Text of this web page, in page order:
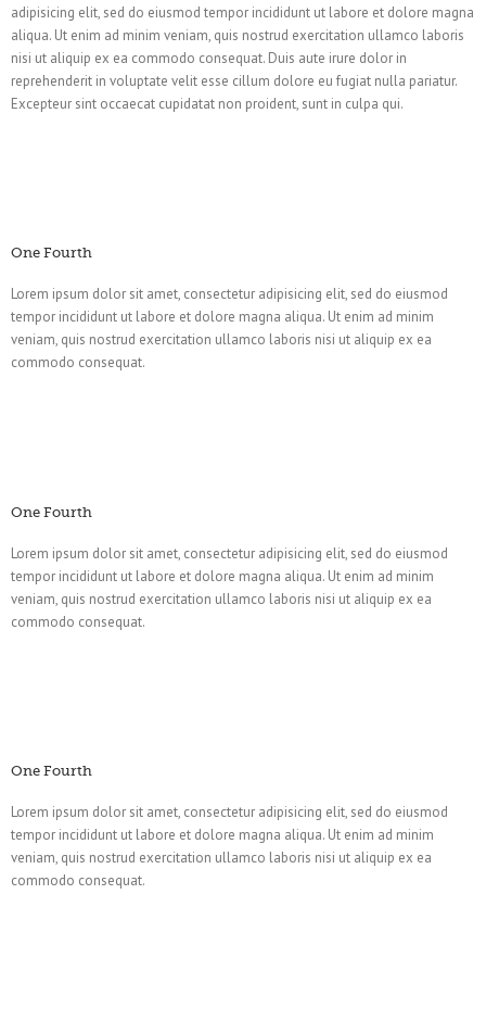
adipisicing elit, sed do eiusmod tempor incididunt ut labore et dolore magna
aliqua. Ut enim ad minim veniam, quis nostrud exercitation ullamco laboris
nisi ut aliquip ex ea commodo consequat. Duis aute irure dolor in
reprehenderit in voluptate velit esse cillum dolore eu fugiat nulla pariatur.
Excepteur sint occaecat cupidatat non proident, sunt in culpa qui.
One Fourth
Lorem ipsum dolor sit amet, consectetur adipisicing elit, sed do eiusmod
tempor incididunt ut labore et dolore magna aliqua. Ut enim ad minim
veniam, quis nostrud exercitation ullamco laboris nisi ut aliquip ex ea
commodo consequat.
One Fourth
Lorem ipsum dolor sit amet, consectetur adipisicing elit, sed do eiusmod
tempor incididunt ut labore et dolore magna aliqua. Ut enim ad minim
veniam, quis nostrud exercitation ullamco laboris nisi ut aliquip ex ea
commodo consequat.
One Fourth
Lorem ipsum dolor sit amet, consectetur adipisicing elit, sed do eiusmod
tempor incididunt ut labore et dolore magna aliqua. Ut enim ad minim
veniam, quis nostrud exercitation ullamco laboris nisi ut aliquip ex ea
commodo consequat.